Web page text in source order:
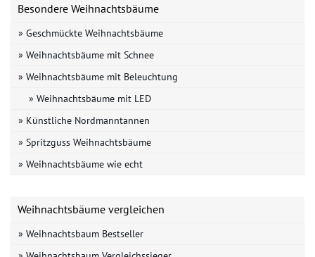
Besondere Weihnachtsbäume
» Geschmückte Weihnachtsbäume
» Weihnachtsbäume mit Schnee
» Weihnachtsbäume mit Beleuchtung
» Weihnachtsbäume mit LED
» Künstliche Nordmanntannen
» Spritzguss Weihnachtsbäume
» Weihnachtsbäume wie echt
Weihnachtsbäume vergleichen
» Weihnachtsbaum Bestseller